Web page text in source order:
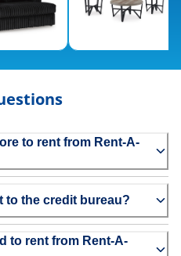
to rent from Rent-A-
to the credit bureau?
to rent from Rent-A-